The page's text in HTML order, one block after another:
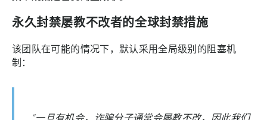
永久封禁屡教不改者的全球封禁措施
该团队在可能的情况下，默认采用全局级别的阻塞机
制：
“一旦有机会，诈骗分子通常会屡教不改，因此我们